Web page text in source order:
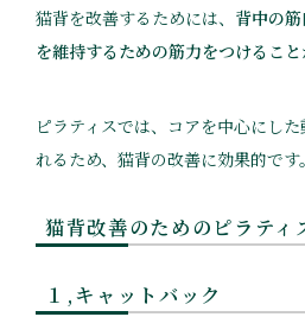
猫背を改善するためには、 背中の
を維持するための筋力をつけること
ピラティスでは、コアを中心にし
れるため、猫背の改善に効果的です。
猫背改善のためのピラティ
１,キャットバック